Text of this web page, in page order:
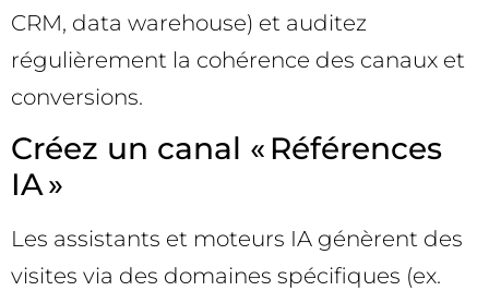
CRM, data warehouse) et auditez
régulièrement la cohérence des canaux et
conversions.
Créez un canal « Références
IA »
Les assistants et moteurs IA génèrent des
visites via des domaines spécifiques (ex.